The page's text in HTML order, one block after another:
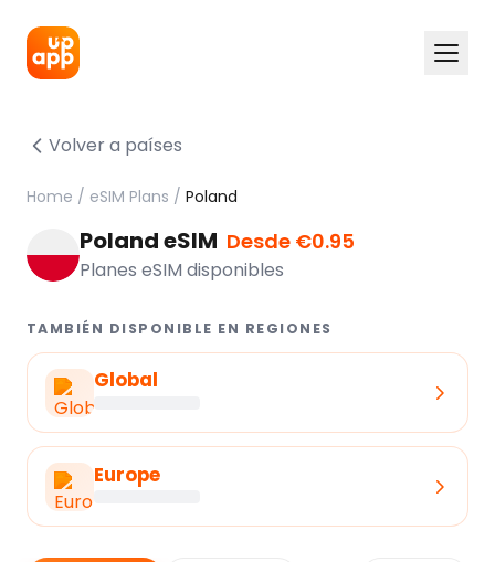
Volver a países
Home / eSIM Plans / Poland
Poland eSIM Desde €0.95
Planes eSIM disponibles
TAMBIÉN DISPONIBLE EN REGIONES
Global
Europe